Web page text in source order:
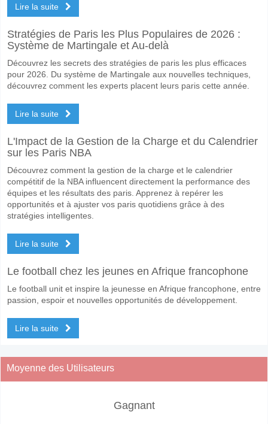
Lire la suite
Stratégies de Paris les Plus Populaires de 2026 :
Système de Martingale et Au-delà
Découvrez les secrets des stratégies de paris les plus efficaces
pour 2026. Du système de Martingale aux nouvelles techniques,
découvrez comment les experts placent leurs paris cette année.
Lire la suite
L'Impact de la Gestion de la Charge et du Calendrier
sur les Paris NBA
Découvrez comment la gestion de la charge et le calendrier
compétitif de la NBA influencent directement la performance des
équipes et les résultats des paris. Apprenez à repérer les
opportunités et à ajuster vos paris quotidiens grâce à des
stratégies intelligentes.
Lire la suite
Le football chez les jeunes en Afrique francophone
Le football unit et inspire la jeunesse en Afrique francophone, entre
passion, espoir et nouvelles opportunités de développement.
Lire la suite
Moyenne des Utilisateurs
Gagnant